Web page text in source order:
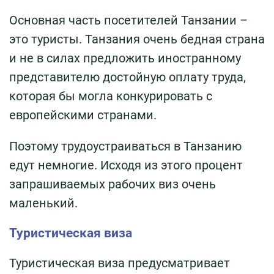
Основная часть посетителей Танзании –
это туристы. Танзания очень бедная страна
и не в силах предложить иностранному
представителю достойную оплату труда,
которая бы могла конкурировать с
европейскими странами.
Поэтому трудоустраиваться в Танзанию
едут немногие. Исходя из этого процент
запрашиваемых рабочих виз очень
маленький.
Туристическая виза
Туристическая виза предусматривает